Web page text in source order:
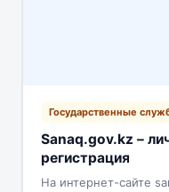
Государственные
Sanaq.gov.kz –
регистрация
На интернет-сайте